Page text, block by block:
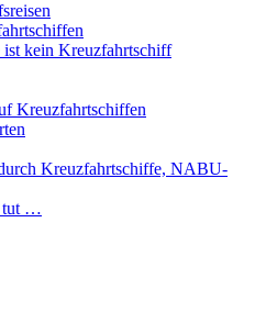
ist kein Kreuzfahrtschiff
Kreuzfahrtschiffen
Kreuzfahrtschiffe, NABU-
tut …